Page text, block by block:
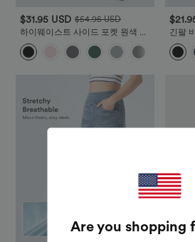
$31.95 USD $54.95 USD
하이웨이스트 사이드 포켓 원색 워
크룩 테이퍼드 팬츠
긴팔
Are you shopping